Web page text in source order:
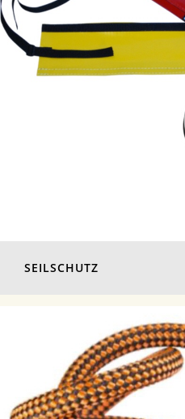
SEILSCHUTZ